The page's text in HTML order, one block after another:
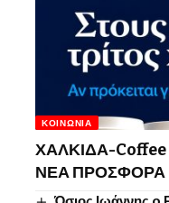
ΚΟΙΝΩΝΊΑ
ΧΑΛΚΙΔΑ-
ΝΕΑ ΠΡΟΣΦΟΡΑ